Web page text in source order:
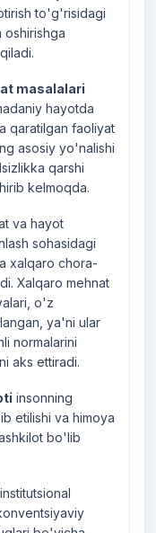
to'g'risidagi
oshirishga
masalalari
hayotda
qaratilgan faoliyat
asosiy yo'nalishi
qarshi
kelmoqda.
va hayot
sohasidagi
xalqaro chora-
Xalqaro mehnat
o'z
ya'ni ular
normalarini
aks ettiradi.
insonning
etilishi va himoya
bo'lib